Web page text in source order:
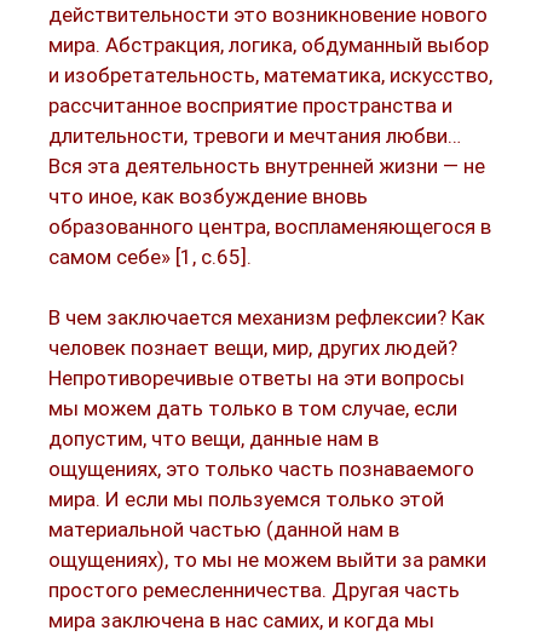
действительности это возникновение нового
мира. Абстракция, логика, обдуманный выбор
и изобретательность, математика, искусство,
рассчитанное восприятие пространства и
длительности, тревоги и мечтания любви…
Вся эта деятельность внутренней жизни — не
что иное, как возбуждение вновь
образованного центра, воспламеняющегося в
самом себе» [1, с.65].
В чем заключается механизм рефлексии? Как
человек познает вещи, мир, других людей?
Непротиворечивые ответы на эти вопросы
мы можем дать только в том случае, если
допустим, что вещи, данные нам в
ощущениях, это только часть познаваемого
мира. И если мы пользуемся только этой
материальной частью (данной нам в
ощущениях), то мы не можем выйти за рамки
простого ремесленничества. Другая часть
мира заключена в нас самих, и когда мы